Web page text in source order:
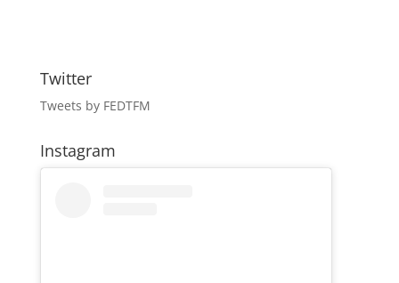
Twitter
Tweets by FEDTFM
Instagram